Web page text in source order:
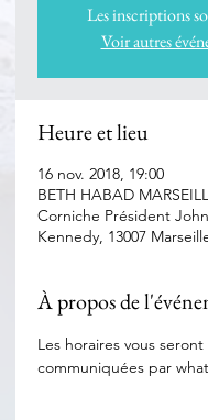
Les inscriptions
Voir autres
Heure et lieu
16 nov. 2018, 19:00
BETH HABAD
Corniche Président
Kennedy, 13007
À propos de
Les horaires vous seront
communiquées par